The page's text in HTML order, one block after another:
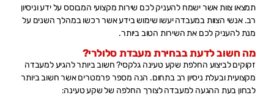
תמצאו צוות אשר ישמח להעניק לכם שירות מקצועי המבוסס על ידע וניסיון
רב. אנשי הצוות במעבדה יעשו שימוש בידע אשר רכשו במהלך השנים על
מנת להעניק לכם את השירות הטוב ביותר.
מה חשוב לדעת בבחירת מעבדת סלולרי?
זקוקים לביצוע החלפת שקע טעינה גלקסי? חשוב ביותר להגיע למעבדה
מקצועית ובעלת ניסיון רב בתחום. הנה מספר פרמטרים אשר חשוב ביותר
לבחון בעת ההגעה למעבדה לצורך החלפה של שקע טעינה: